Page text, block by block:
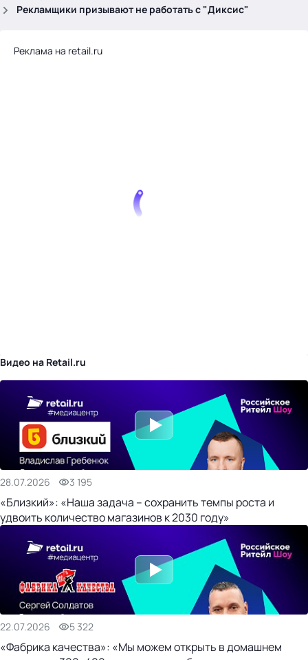
Рекламщики призывают не работать с "Диксис"
Реклама на retail.ru
Видео на Retail.ru
28.07.2026 3 195
«Близкий»: «Наша задача – сохранить темпы роста и
удвоить количество магазинов к 2030 году»
22.07.2026 5 322
«Фабрика качества»: «Мы можем открыть в домашнем